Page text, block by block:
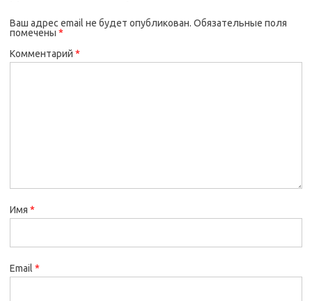
Ваш адрес email не будет опубликован. Обязательные поля
помечены *
Комментарий *
Имя *
Email *